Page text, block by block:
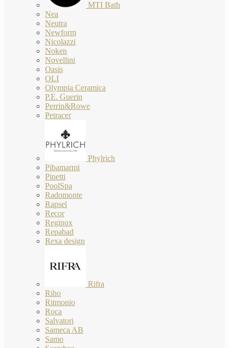
MTI Bath
Nea
Neutra
Newform
Nicolazzi
Noken
Novellini
Oasis
OLI
Olympia Ceramica
P.E. Guerin
Perrin&Rowe
Petracer
Phylrich
Pibamarmi
Pinetti
PoolSpa
Radomonte
Rapsel
Recor
Reginox
Repabad
Rexa design
Rifra
Riho
Ritmonio
Roca
Salvatori
Sameca AB
Samo